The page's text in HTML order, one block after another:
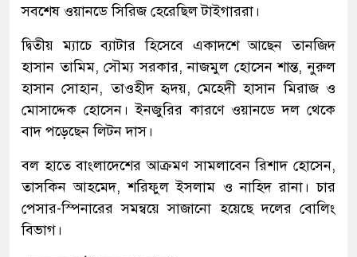
সবশেষ ওয়ানডে সিরিজ হেরেছিল টাইগাররা।
দ্বিতীয় ম্যাচে ব্যাটার হিসেবে একাদশে আছেন তানজিদ
হাসান তামিম, সৌম্য সরকার, নাজমুল হোসেন শান্ত, নুরুল
হাসান সোহান, তাওহীদ হৃদয়, মেহেদী হাসান মিরাজ ও
মোসাদ্দেক হোসেন। ইনজুরির কারণে ওয়ানডে দল থেকে
বাদ পড়েছেন লিটন দাস।
বল হাতে বাংলাদেশের আক্রমণ সামলাবেন রিশাদ হোসেন,
তাসকিন আহমেদ, শরিফুল ইসলাম ও নাহিদ রানা। চার
পেসার-স্পিনারের সমন্বয়ে সাজানো হয়েছে দলের বোলিং
বিভাগ।